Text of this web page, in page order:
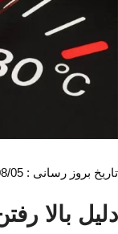
تاریخ بروز رسانی : 2022/08/05 – توسط :
دلیل بالا